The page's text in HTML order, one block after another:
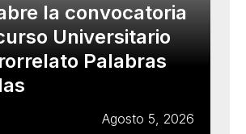
la convocatoria
Universitario
Palabras
Agosto 5, 2026